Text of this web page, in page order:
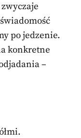
po jedzenie.
konkretne
–